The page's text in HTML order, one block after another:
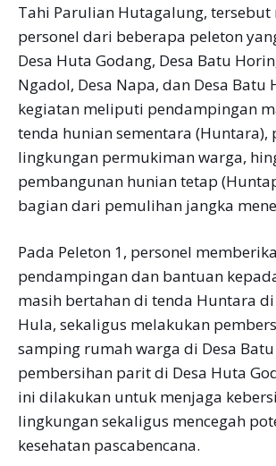
Tahi Parulian Hutagalung,
personel dari beberapa peleton
Desa Huta Godang, Desa Batu
Ngadol, Desa Napa, dan Desa Batu
kegiatan meliputi pendampingan
tenda hunian sementara (Huntara),
lingkungan permukiman warga,
pembangunan hunian tetap
bagian dari pemulihan jangka
Pada Peleton 1, personel
pendampingan dan bantuan
masih bertahan di tenda Huntara di
Hula, sekaligus melakukan
samping rumah warga di Desa
pembersihan parit di Desa Huta
ini dilakukan untuk menjaga
lingkungan sekaligus mencegah
kesehatan pascabencana.